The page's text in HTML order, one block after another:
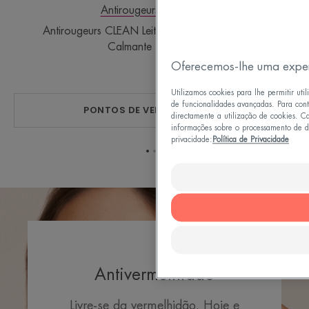
Antirougeurs
Antirougeurs CLEAN Leite de Limpeza
Calmante
PONTOS DE VENDA
o
item
1
o
item
2
item
Antivermelhidão
Livre-se da vermelhidão. Hoje e
Oferecemos-lhe uma
Utilizamos cookies para lhe permitir
de funcionalidades avançadas. Para
directamente a utilização de cookies.
informações sobre o processamento
privacidade: Política de Privacidade